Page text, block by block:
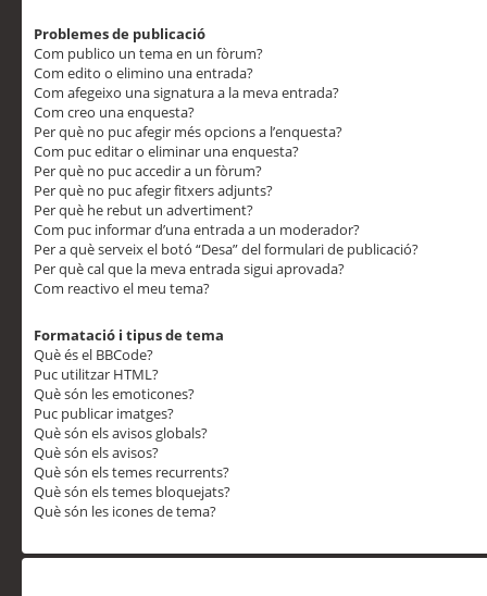
Problemes de publicació
Com publico un tema en un fòrum?
Com edito o elimino una entrada?
Com afegeixo una signatura a la meva entrada?
Com creo una enquesta?
Per què no puc afegir més opcions a l’enquesta?
Com puc editar o eliminar una enquesta?
Per què no puc accedir a un fòrum?
Per què no puc afegir fitxers adjunts?
Per què he rebut un advertiment?
Com puc informar d’una entrada a un moderador?
Per a què serveix el botó “Desa” del formulari de publicació?
Per què cal que la meva entrada sigui aprovada?
Com reactivo el meu tema?
Formatació i tipus de tema
Què és el BBCode?
Puc utilitzar HTML?
Què són les emoticones?
Puc publicar imatges?
Què són els avisos globals?
Què són els avisos?
Què són els temes recurrents?
Què són els temes bloquejats?
Què són les icones de tema?